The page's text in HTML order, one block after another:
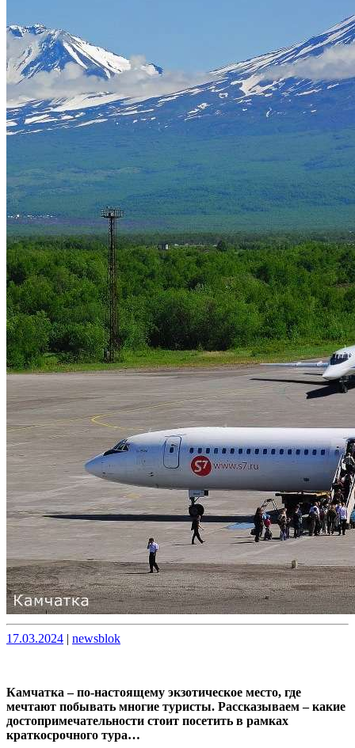
Опубликовано
17.03.2024 | Опубликовано
newsblok
Камчатка – по-настоящему экзотическое место, где
мечтают побывать многие туристы. Рассказываем – какие
достопримечательности стоит посетить в рамках
краткосрочного тура…